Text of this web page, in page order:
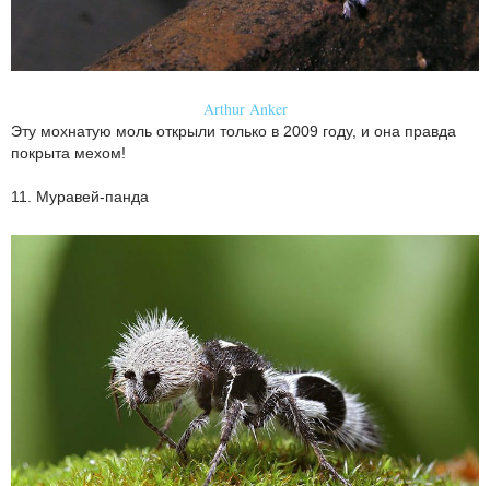
Arthur Anker
Эту мохнатую моль открыли только в 2009 году, и она правда
покрыта мехом!
11. Муравей-панда